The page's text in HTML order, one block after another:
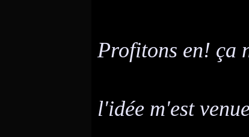
Profitons en! ça
l'idée m'est